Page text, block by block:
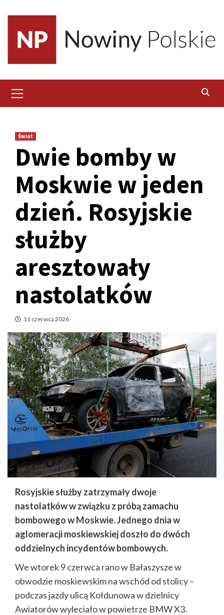
content
Menu
Świat
Dwie bomby w
Moskwie w jeden
dzień. Rosyjskie
służby
aresztowały
nastolatków
11 czerwca 2026
Rosyjskie służby zatrzymały dwoje
nastolatków w związku z próbą zamachu
bombowego w Moskwie. Jednego dnia w
aglomeracji moskiewskiej doszło do dwóch
oddzielnych incydentów bombowych.
We wtorek 9 czerwca rano w Bałaszysze w
obwodzie moskiewskim na wschód od stolicy –
podczas jazdy ulicą Kołdunowa w dzielnicy
Awiatorów wyleciało w powietrze BMW X3.